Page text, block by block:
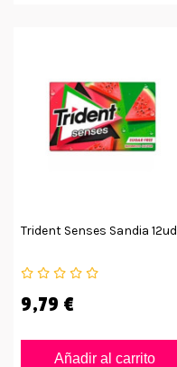
Trident Senses Sandia 12ud
9,79 €
Añadir al carrito